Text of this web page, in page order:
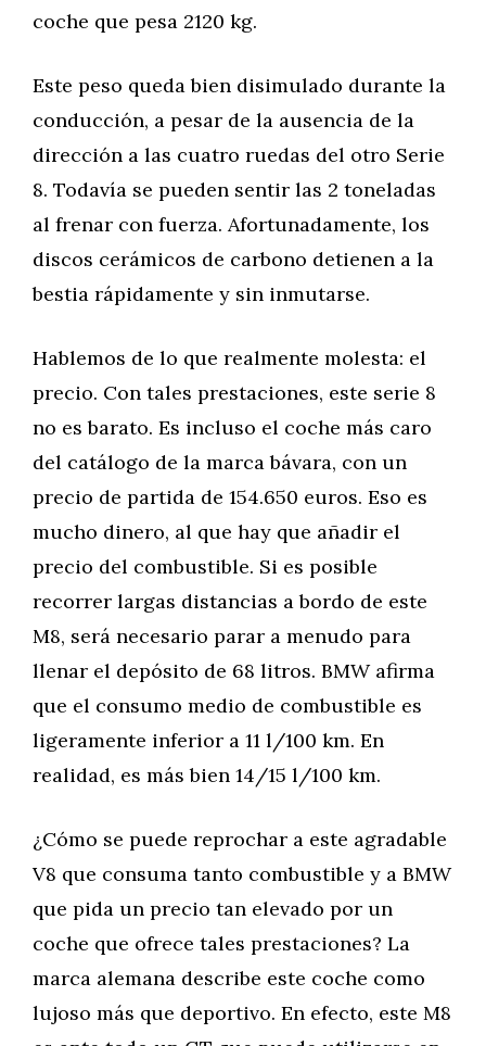
coche que pesa 2120 kg.
Este peso queda bien disimulado durante la
conducción, a pesar de la ausencia de la
dirección a las cuatro ruedas del otro Serie
8. Todavía se pueden sentir las 2 toneladas
al frenar con fuerza. Afortunadamente, los
discos cerámicos de carbono detienen a la
bestia rápidamente y sin inmutarse.
Hablemos de lo que realmente molesta: el
precio. Con tales prestaciones, este serie 8
no es barato. Es incluso el coche más caro
del catálogo de la marca bávara, con un
precio de partida de 154.650 euros. Eso es
mucho dinero, al que hay que añadir el
precio del combustible. Si es posible
recorrer largas distancias a bordo de este
M8, será necesario parar a menudo para
llenar el depósito de 68 litros. BMW afirma
que el consumo medio de combustible es
ligeramente inferior a 11 l/100 km. En
realidad, es más bien 14/15 l/100 km.
¿Cómo se puede reprochar a este agradable
V8 que consuma tanto combustible y a BMW
que pida un precio tan elevado por un
coche que ofrece tales prestaciones? La
marca alemana describe este coche como
lujoso más que deportivo. En efecto, este M8